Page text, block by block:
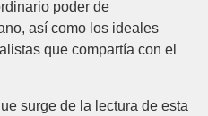
poder de
así como los ideales
que compartía con el
surge de la lectura de esta